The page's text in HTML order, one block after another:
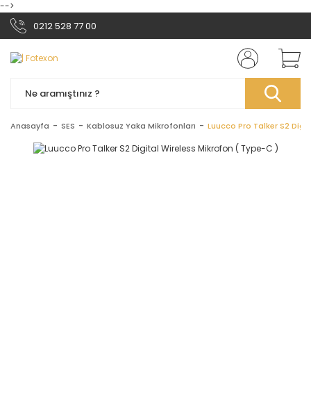
-->
0212 528 77 00
Anasayfa SES Kablosuz Yaka Mikrofonları Luucco Pro Talker S2